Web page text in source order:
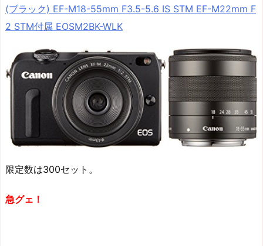
(ブラック) EF-M18-55mm F3.5-5.6 IS STM EF-M22mm F
2 STM付属 EOSM2BK-WLK
限定数は300セット。
急グェ！